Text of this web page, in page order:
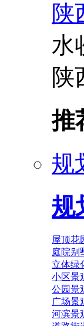
陕
水
陕
推
规
规
屋顶花
庭院别
立体绿
小区景
公园景
广场景
河滨景